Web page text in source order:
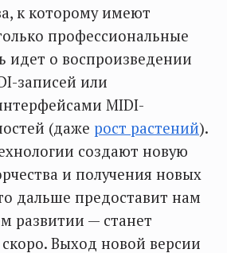
к которому имеют
профессиональные
идет о воспроизведении
записей или
MIDI-
(даже рост растений).
создают новую
и получения новых
дальше предоставит нам
развитии — станет
Выход новой версии